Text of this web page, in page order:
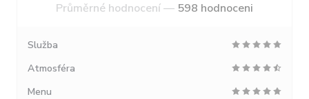
Průměrné hodnocení — 598 hodnoceni
Služba
Atmosféra
Menu